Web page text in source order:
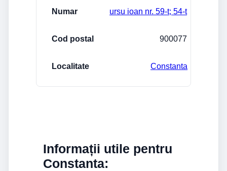
ursu ioan nr. 59-t; 54-t
900077
Constanta
Informații utile pentru
Constanta: